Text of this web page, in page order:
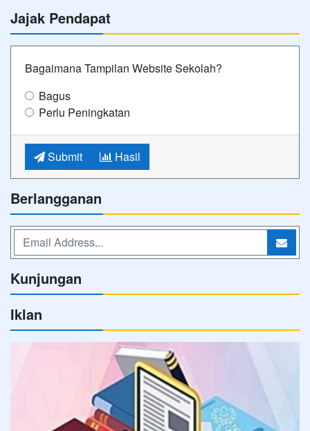
Jajak Pendapat
Bagaimana Tampilan Website Sekolah?
Bagus
Perlu Peningkatan
Submit Hasil
Berlangganan
Kunjungan
Iklan